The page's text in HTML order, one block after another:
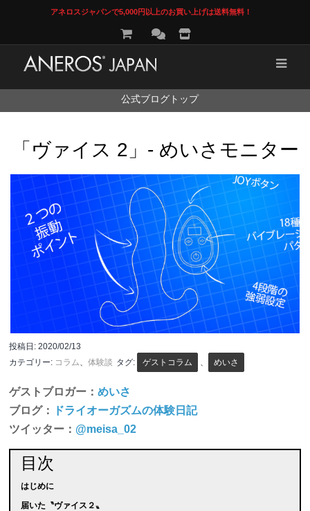
アネロスジャパンで5,000円以上のお買い上げは送料無料！
公式ブログトップ
「ヴァイス 2」- めいさモニター
投稿日:2020/02/13
カテゴリー: コラム、体験談 タグ: ゲストコラム 、 めいさ
ゲストブロガー：めいさ
ブログ：
ドライオーガズムの体験日記
ツイッター： @meisa_02
目次
はじめに
届いた〝ヴァイス２〟